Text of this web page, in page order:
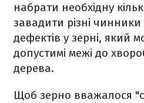
набрати необхідну
завадити різні чинники
дефектів у зерні, який
допустимі межі до
дерева.
Щоб зерно вважалося